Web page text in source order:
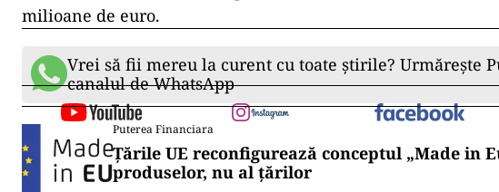
milioane de euro.
Vrei să fii mereu la curent cu toate știrile? Urmărește
canalul de WhatsApp
Puterea Financiara
Țările UE reconfigurează conceptul „Made in
produselor, nu al țărilor